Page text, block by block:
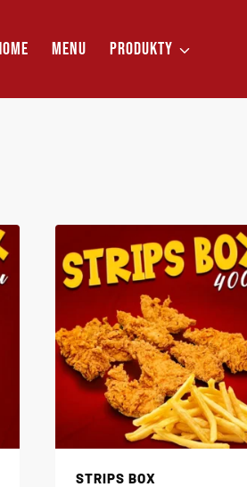
MENU PRODUKTY
STRIPS BOX